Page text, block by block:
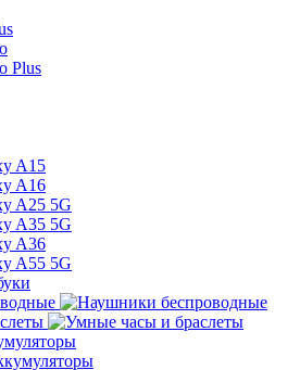
Plus
A15
A16
A25 5G
A35 5G
A36
A55 5G